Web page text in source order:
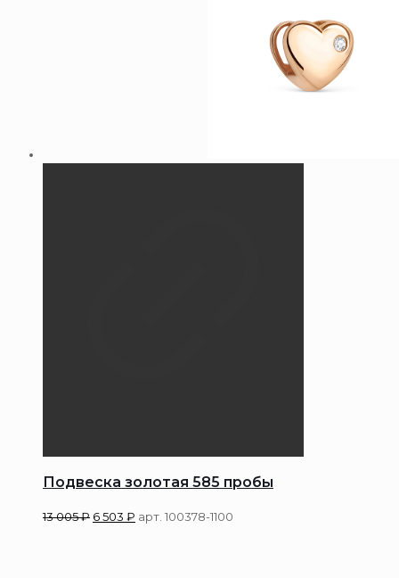
Подвеска золотая 585 пробы
13 005₽ 6 503 ₽ арт. 100378-1100